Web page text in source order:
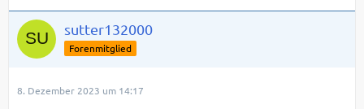
sutter132000
Forenmitglied
8. Dezember 2023 um 14:17